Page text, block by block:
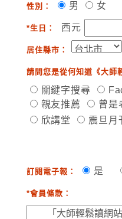
性別： 男 女
*生日： 西元
居住縣市：
請問您是從何知道《大師
關鍵字搜尋
親友推薦
曾
欣講堂
震旦月
訂閱電子報： 是
*會員條款：